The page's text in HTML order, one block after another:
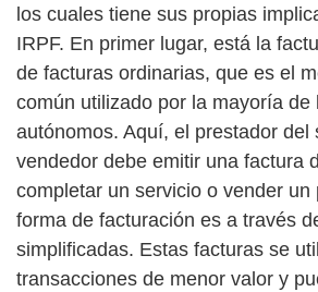
los cuales tiene sus propias
IRPF. En primer lugar, está la
de facturas ordinarias, que es el
común utilizado por la mayoría de
autónomos. Aquí, el prestador del
vendedor debe emitir una factura
completar un servicio o vender un
forma de facturación es a través
simplificadas. Estas facturas se
transacciones de menor valor y